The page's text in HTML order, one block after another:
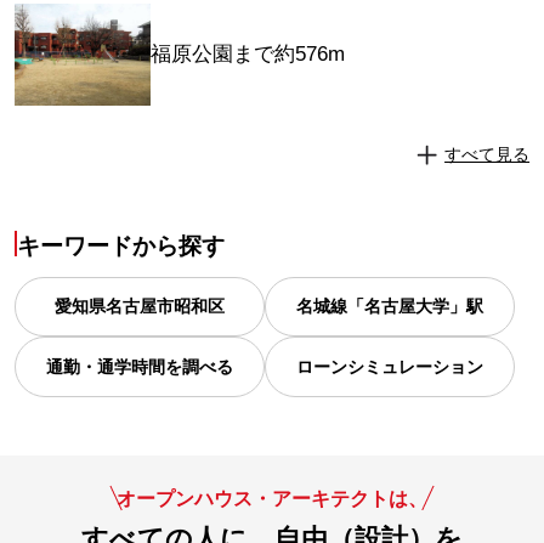
福原公園まで約576m
すべて見る
キーワードから探す
愛知県名古屋市昭和区 名城線「名古屋大学」駅
通勤・通学時間を調べる ローンシミュレーション
オープンハウス・アーキテクトは、